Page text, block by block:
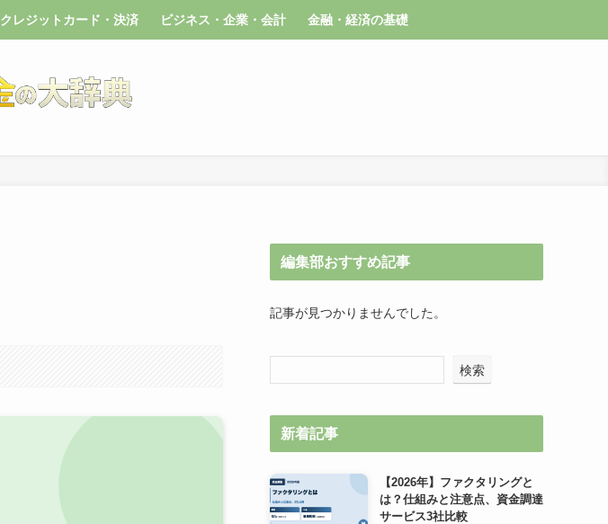
クレジットカード・決済 ビジネス・企業・会計 金融・経済の基礎
編集部おすすめ記事
記事が見つかりませんでした。
検索
新着記事
【2026年】ファクタリングと
は？仕組みと注意点、資金調達
サービス3社比較